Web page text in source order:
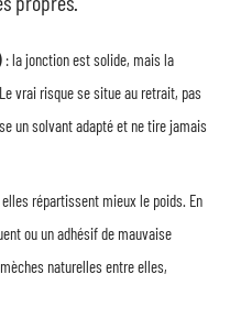
: la jonction est solide, mais la
vrai risque se situe au retrait, pas
un solvant adapté et ne tire jamais
répartissent mieux le poids. En
ou un adhésif de mauvaise
naturelles entre elles,